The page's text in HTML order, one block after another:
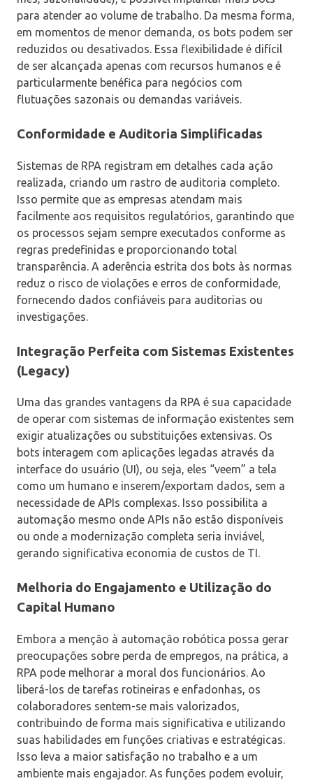
para atender ao volume de trabalho. Da mesma forma,
em momentos de menor demanda, os bots podem ser
reduzidos ou desativados. Essa flexibilidade é difícil
de ser alcançada apenas com recursos humanos e é
particularmente benéfica para negócios com
flutuações sazonais ou demandas variáveis.
Conformidade e Auditoria Simplificadas
Sistemas de RPA registram em detalhes cada ação
realizada, criando um rastro de auditoria completo.
Isso permite que as empresas atendam mais
facilmente aos requisitos regulatórios, garantindo que
os processos sejam sempre executados conforme as
regras predefinidas e proporcionando total
transparência. A aderência estrita dos bots às normas
reduz o risco de violações e erros de conformidade,
fornecendo dados confiáveis para auditorias ou
investigações.
Integração Perfeita com Sistemas Existentes
(Legacy)
Uma das grandes vantagens da RPA é sua capacidade
de operar com sistemas de informação existentes sem
exigir atualizações ou substituições extensivas. Os
bots interagem com aplicações legadas através da
interface do usuário (UI), ou seja, eles “veem” a tela
como um humano e inserem/exportam dados, sem a
necessidade de APIs complexas. Isso possibilita a
automação mesmo onde APIs não estão disponíveis
ou onde a modernização completa seria inviável,
gerando significativa economia de custos de TI.
Melhoria do Engajamento e Utilização do
Capital Humano
Embora a menção à automação robótica possa gerar
preocupações sobre perda de empregos, na prática, a
RPA pode melhorar a moral dos funcionários. Ao
liberá-los de tarefas rotineiras e enfadonhas, os
colaboradores sentem-se mais valorizados,
contribuindo de forma mais significativa e utilizando
suas habilidades em funções criativas e estratégicas.
Isso leva a maior satisfação no trabalho e a um
ambiente mais engajador. As funções podem evoluir,